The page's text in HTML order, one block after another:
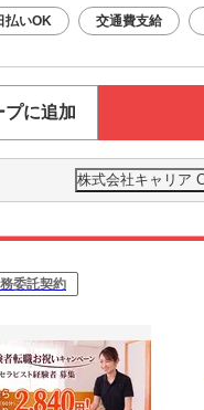
払いOK 交通費支給
プに追加
株式会社キャリア
委託契約